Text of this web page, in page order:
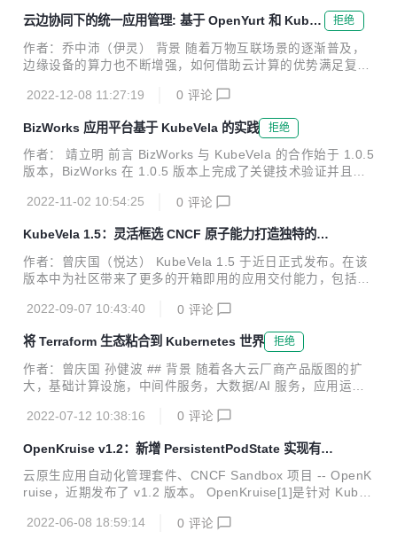
这些挑战，并进行可靠快速的云架构升级？SAE 团队和 Kube
Vela 社区针对这些挑战开展了紧密合作，并给出了云原生下的
开源可复制解决方案——KubeVela Workflow。 本文将详细介
绍 SAE 使用 KubeVela Workflow 进行架构升级的解决方案，
挑...
云边协同下的统一应用管理: 基于 OpenYurt 和 KubeV
ela 的解决方案
拒绝
作者：乔中沛（伊灵） 背景 随着万物互联场景的逐渐普及，
边缘设备的算力也不断增强，如何借助云计算的优势满足复杂
新的技术挑战，“云边协同”正在逐渐成为新的技术焦点。本文
将围绕 CNCF 的两大开源项目 KubeVela 和 OpenYurt，以一
个实际的 Helm 应用交付的场景，为大家介绍云边协同的解决
方案。 OpenYurt 专注于以无侵入的方式将 Kubernetes 扩展
到边缘计算领域。OpenYurt 依托原生 Kubernetes 的容器编
一管理，提供了诸如边缘自治...
2022-12-08 11:27:19 0 评论
BizWorks 应用平台基于 KubeVela 的实践 拒绝
作者： 靖立明 前言 BizWorks 与 KubeVela 的合作始于 1.0.5
版本，BizWorks 在 1.0.5 版本上完成了关键技术验证并且在
力。通过近一年多的深度合作，BizWorks 通过 KubeVela 解
了一些实践，本文将分别通过介绍 BizWorks 在 KubeVela 使
用场景来讲述如何探索和实践云原生时代新一代 PaaS 平台持
续交付能力的落地。 BizWorks 介绍 BizWorks(https://bizwor
2022-11-02 10:54:25 0 评论
KubeVela 1.5：灵活框选 CNCF 原子能力打造独特的企
业应用发布平台
作者：曾庆国（悦达） KubeVela 1.5 于近日正式发布。在该
版本中为社区带来了更多的开箱即用的应用交付能力，包括新
浏览器；增强的金丝雀发布；优化多环境应用交付工作流等。
进一步提升和打磨了 KubeVela 作为应用交付平台的高扩展性
体验。另外，社区也正式开始推动项目提级到 CNCF Incubati
on 阶段，同时在多次社区会议中听取了多个社区标杆用户的
实践分享，这也证明了社区的良性发展。项目的成熟度，采纳
贡献。 KubeVela 近一年来发布了五个大...
2022-09-07 10:43:40 0 评论
将 Terraform 生态粘合到 Kubernetes 世界 拒绝
作者：曾庆国 孙健波 ## 背景 随着各大云厂商产品版图的扩
大，基础计算设施，中间件服务，大数据/AI 服务，应用运维
也有不少企业基于不同云厂商的服务作为基础来建设自己的企
近年来盛行，其中 Terrafrom 更是成功得到了几乎所有的云厂
商的采纳和支持。以 Terrafrom 模型为核心的云服务 IaC 生
态已经形成。然而在 Kubernetes 大行其道的今天，IaC 被冠
以更广大的想象空间，Terraform IaC 能力和生态成果如果融
入 Kubernetes 世界，我们认为这...
2022-07-12 10:38:16 0 评论
OpenKruise v1.2：新增 PersistentPodState 实现有状
态 Pod 拓扑固定与 IP 复用
云原生应用自动化管理套件、CNCF Sandbox 项目 -- OpenK
ruise，近期发布了 v1.2 版本。 OpenKruise[1]是针对 Kuber
维、稳定性防护等领域。所有的功能都通过 CRD 等标准方式
2022-06-08 18:59:14 0 评论